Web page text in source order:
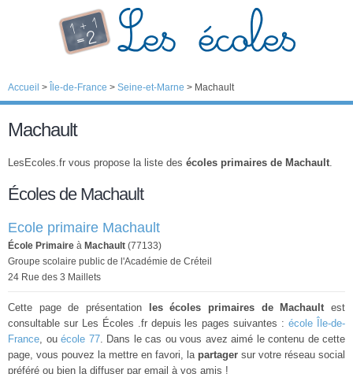
Accueil > Île-de-France > Seine-et-Marne > Machault
Machault
LesEcoles.fr vous propose la liste des écoles primaires de Machault.
Écoles de Machault
Ecole primaire Machault
École Primaire à Machault (77133)
Groupe scolaire public de l'Académie de Créteil
24 Rue des 3 Maillets
Cette page de présentation les écoles primaires de Machaultest
consultable sur Les Écoles .fr depuis les pages suivantes :école Île-de-
France, ou école 77. Dans le cas ou vous avez aimé le contenu de cette
page, vous pouvez la mettre en favori, la partager sur votre réseau social
préféré ou bien la diffuser par email à vos amis !